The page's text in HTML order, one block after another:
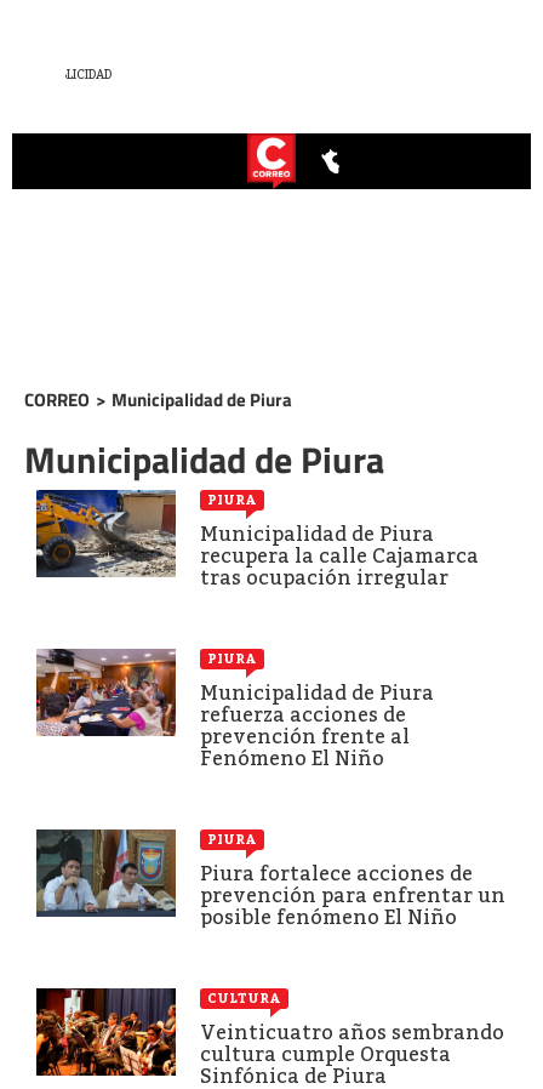
CORREO > Municipalidad de Piura
Municipalidad de Piura
PIURA
Municipalidad de Piura
recupera la calle Cajamarca
tras ocupación irregular
PIURA
Municipalidad de Piura
refuerza acciones de
prevención frente al
Fenómeno El Niño
PIURA
Piura fortalece acciones de
prevención para enfrentar un
posible fenómeno El Niño
CULTURA
Veinticuatro años sembrando
cultura cumple Orquesta
Sinfónica de Piura